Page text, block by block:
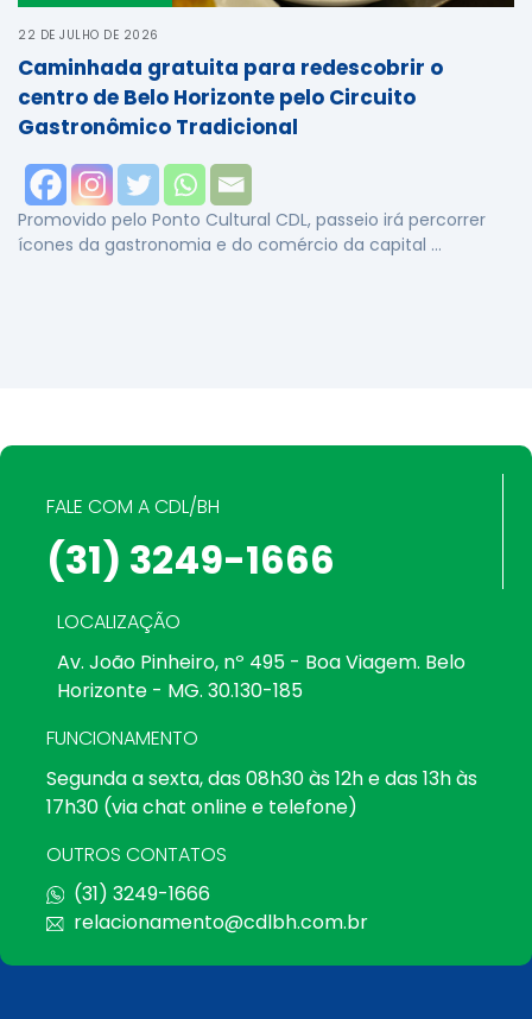
22 DE JULHO DE 2026
Caminhada gratuita para redescobrir o
centro de Belo Horizonte pelo Circuito
Gastronômico Tradicional
Promovido pelo Ponto Cultural CDL, passeio irá percorrer
ícones da gastronomia e do comércio da capital …
FALE COM A CDL/BH
(31) 3249-1666
LOCALIZAÇÃO
Av. João Pinheiro, nº 495 - Boa Viagem. Belo
Horizonte - MG. 30.130-185
FUNCIONAMENTO
Segunda a sexta, das 08h30 às 12h e das 13h às
17h30 (via chat online e telefone)
OUTROS CONTATOS
(31) 3249-1666
relacionamento@cdlbh.com.br